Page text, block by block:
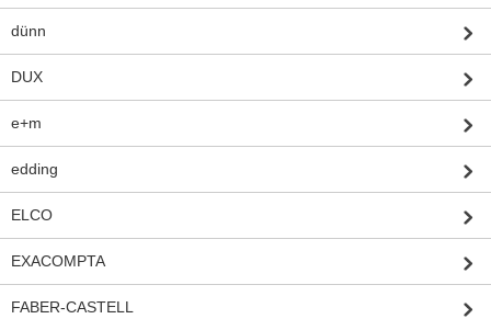
dünn
DUX
e+m
edding
ELCO
EXACOMPTA
FABER-CASTELL